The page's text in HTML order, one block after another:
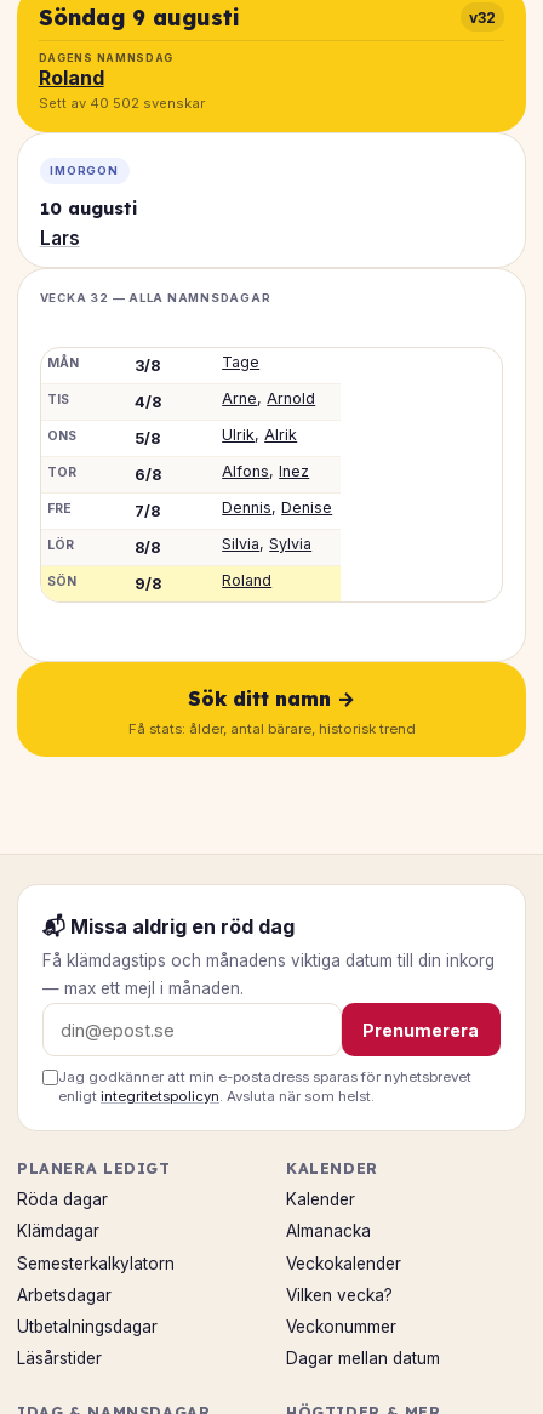
Söndag 9 augusti v32
DAGENS NAMNSDAG
Roland
Sett av 40 502 svenskar
IMORGON
10 augusti
Lars
VECKA 32 — ALLA NAMNSDAGAR
MÅN 3/8 Tage
TIS 4/8 Arne, Arnold
ONS 5/8 Ulrik, Alrik
TOR 6/8 Alfons,Inez
FRE 7/8 Dennis,Denise
LÖR 8/8 Silvia,Sylvia
SÖN 9/8 Roland
Sök ditt namn →
Få stats: ålder, antal bärare, historisk trend
📬 Missa aldrig en röd dag
Få klämdagstips och månadens viktiga datum till din inkorg
— max ett mejl i månaden.
E-postadress Prenumerera
Jag godkänner att min e-postadress sparas för nyhetsbrevet
enligt integritetspolicyn. Avsluta när som helst.
PLANERA LEDIGT
Röda dagar
Klämdagar
Semesterkalkylatorn
Arbetsdagar
Utbetalningsdagar
Läsårstider
KALENDER
Kalender
Almanacka
Veckokalender
Vilken vecka?
Veckonummer
Dagar mellan datum